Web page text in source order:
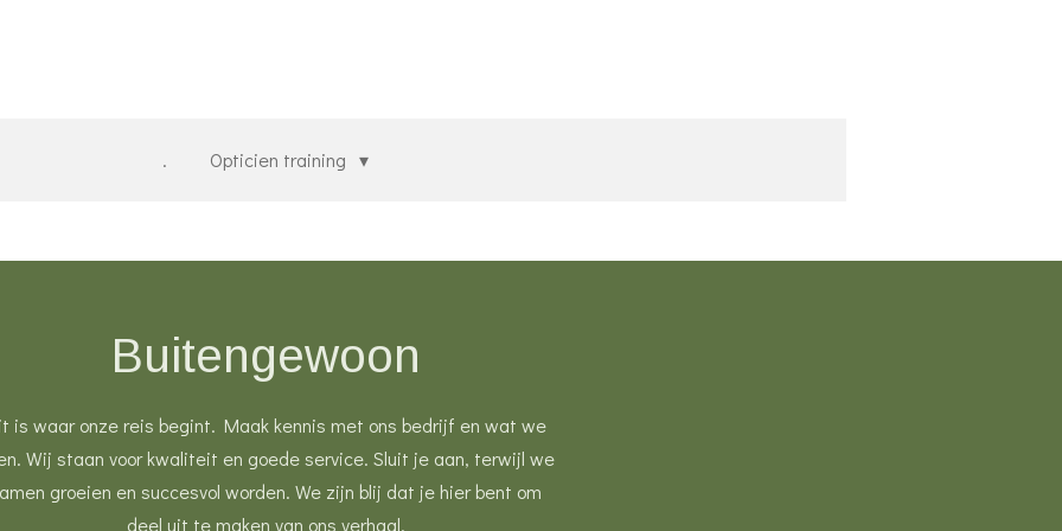
. Opticien training
Buitengewoon
is waar onze reis begint. Maak kennis met ons bedrijf en wat we
Wij staan voor kwaliteit en goede service. Sluit je aan, terwijl we
groeien en succesvol worden. We zijn blij dat je hier bent om
deel uit te maken van ons verhaal.